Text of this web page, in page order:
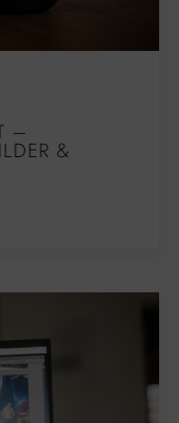
–
&